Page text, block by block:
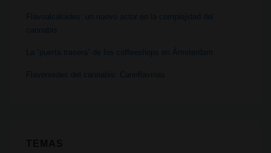
Flavoalcaloides: un nuevo actor en la complejidad del
cannabis
La “puerta trasera” de los coffeeshops en Ámsterdam
Flavonoides del cannabis: Cannflavinas